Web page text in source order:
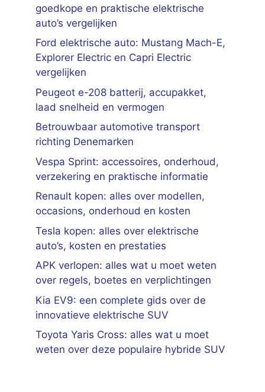
goedkope en praktische elektrische
auto’s vergelijken
Ford elektrische auto: Mustang Mach-E,
Explorer Electric en Capri Electric
vergelijken
Peugeot e-208 batterij, accupakket,
laad snelheid en vermogen
Betrouwbaar automotive transport
richting Denemarken
Vespa Sprint: accessoires, onderhoud,
verzekering en praktische informatie
Renault kopen: alles over modellen,
occasions, onderhoud en kosten
Tesla kopen: alles over elektrische
auto’s, kosten en prestaties
APK verlopen: alles wat u moet weten
over regels, boetes en verplichtingen
Kia EV9: een complete gids over de
innovatieve elektrische SUV
Toyota Yaris Cross: alles wat u moet
weten over deze populaire hybride SUV